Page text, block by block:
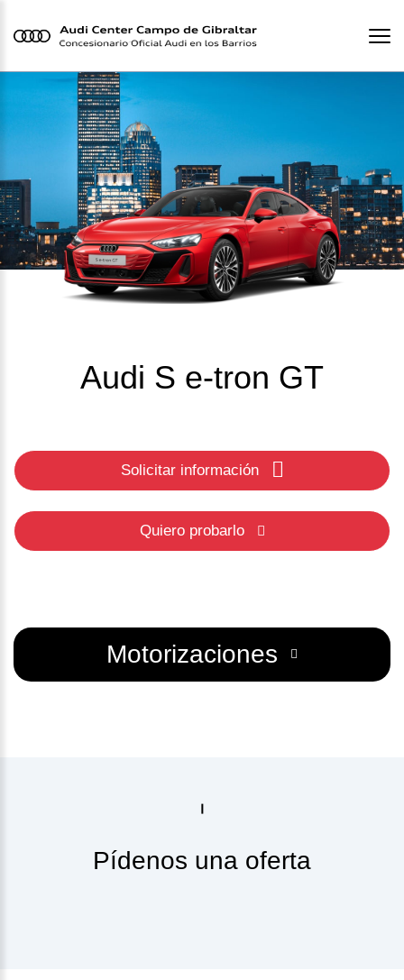
Audi S e-tron GT
Solicitar información
Quiero probarlo
Motorizaciones
Pídenos una oferta